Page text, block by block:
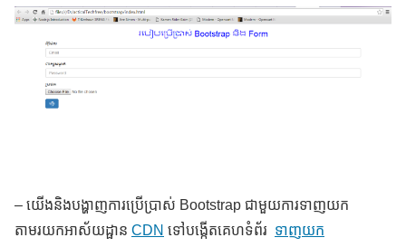
– យើងនិងបង្ហាញការប្រើប្រាស់ Bootstrap ជាមួយការទាញយក
តាមរយកអាស័យដ្ផាន CDN ទៅបង្កើតគេហទំព័រ ទាញយក